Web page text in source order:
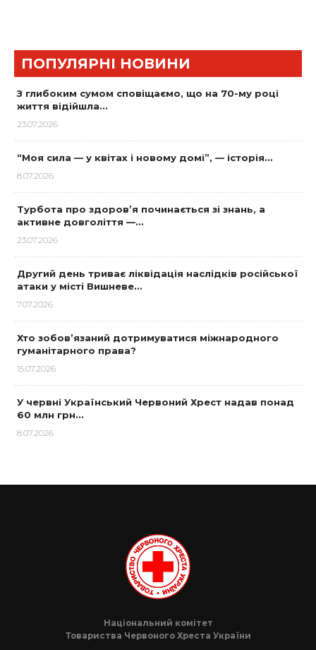
ПОПУЛЯРНІ НОВИНИ
З глибоким сумом сповіщаємо, що на 70-му році
життя відійшла…
23.07.2026
“Моя сила — у квітах і новому домі”, — історія…
8.07.2026
Турбота про здоров’я починається зі знань, а
активне довголіття —…
23.07.2026
Другий день триває ліквідація наслідків російської
атаки у місті Вишневе…
7.07.2026
Хто зобов’язаний дотримуватися міжнародного
гуманітарного права?
15.07.2026
У червні Український Червоний Хрест надав понад
60 млн грн…
8.07.2026
Національний комітет
Товариства Червоного Хреста України